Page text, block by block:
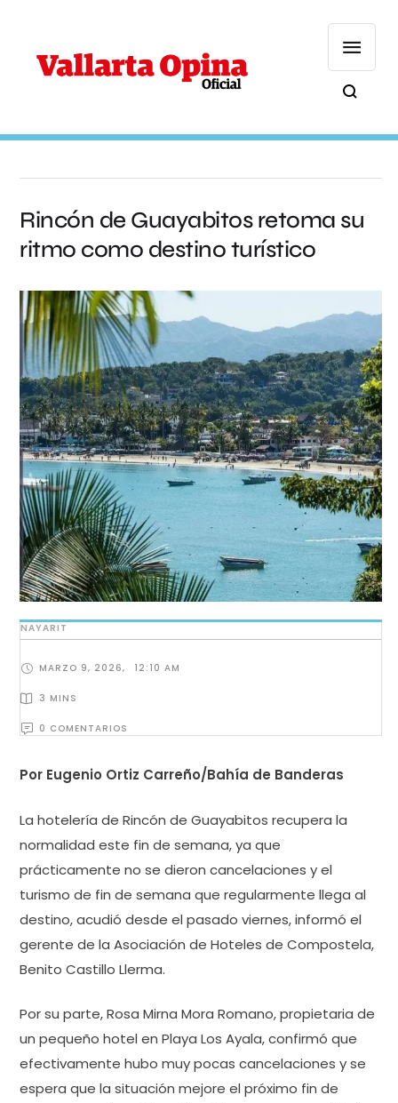
Rincón de Guayabitos retoma su
ritmo como destino turístico
NAYARIT
MARZO 9, 2026, 12:10 AM
3 MINS
0 COMENTARIOS
Por Eugenio Ortiz Carreño/Bahía de Banderas
La hotelería de Rincón de Guayabitos recupera la
normalidad este fin de semana, ya que
prácticamente no se dieron cancelaciones y el
turismo de fin de semana que regularmente llega al
destino, acudió desde el pasado viernes, informó el
gerente de la Asociación de Hoteles de Compostela,
Benito Castillo Llerma.
Por su parte, Rosa Mirna Mora Romano, propietaria de
un pequeño hotel en Playa Los Ayala, confirmó que
efectivamente hubo muy pocas cancelaciones y se
espera que la situación mejore el próximo fin de